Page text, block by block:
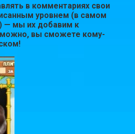
в комментариях свои
уровнем (в самом
— мы их добавим к
вы сможете кому-